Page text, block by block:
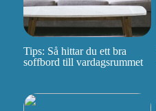
Tips: Så hittar du ett bra
soffbord till vardagsrummet